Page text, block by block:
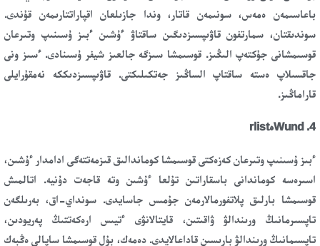
باعاسىمەن ەمەس، سونىمەن قاتار، وندا جازىلعان اقپاراتتارىمەن قۇندى.
سوندىقتان، سمارتفون قاۋىپسىزدىگىن ساقتاۋ ءۇشىن ءبىز ۇسىنىپ وتىرعان
قوسىمشانى جۇكتەپ الىڭىز. قوسىمشا سىزگە جالعىز شيفر ۇسىنادى. ءسىز ونى
جاقسىلاپ ەستە ساقتاپ الساڭىز جەتكىلىكتى. قاۋىپسىزدىككە نەمقۇرايلى
قاراماڭىز.
4. Wundەrlist
ءبىز ۇسىنىپ وتىرعان كەزەكتى قوسىمشا كوماندالىق قىزمەتتەگى ادامدار ءۇشىن،
اسىرەسە كوماندانى باسقاراتىن تۇلعا ءۇشىن وتە قاجەت دۇنيە. اتالمىش
قوسىمشا بارلىق پلاتفورمالارمەن جۇمىس جاسايدى. سونداي-اق، بەرىلگەن
تاپسىرمانىڭ ورىندالۋ ۋاقىتىن، قايتالانۋى ءتيىس ارەكەتتىڭ پەريودىن،
تاپسىمانىڭ ورىندالۋ بارىسىن قاداعالايدى. دەمەك، بۇل قوسىمشا ساپالى ەڭبەك